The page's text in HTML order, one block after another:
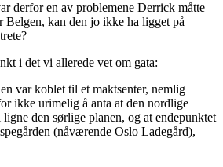
derfor en av problemene Derrick måtte
Belgen, kan den jo ikke ha ligget på
i det vi allerede vet om gata:
var koblet til et maktsenter, nemlig
ikke urimelig å anta at den nordlige
den sørlige planen, og at endepunktet
(nåværende Oslo Ladegård),